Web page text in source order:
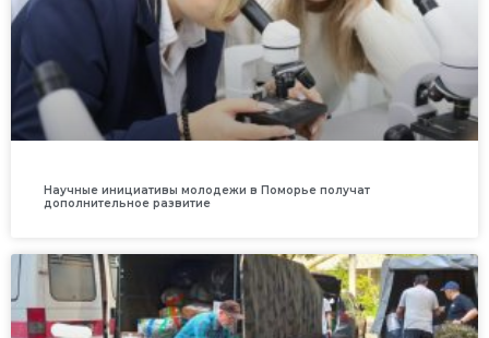
Научные инициативы молодежи в Поморье получат
дополнительное развитие